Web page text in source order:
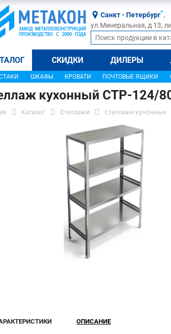
Санкт - Петербург ,
ул.Минеральная, д 13,
СКИДКИ ДИЛЕРЫ
ШКАФЫ КРОВАТИ ПОЧТОВЫЕ ЯЩИКИ
кухонный СТР-124/
Каталог Стеллажи Стеллажи кухонные
ОПИСАНИЕ